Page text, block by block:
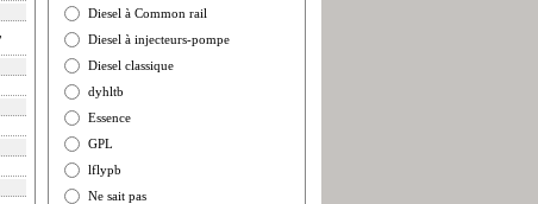
Diesel à Common rail
Diesel à injecteurs-pompe
Diesel classique
dyhltb
Essence
GPL
lflypb
Ne sait pas